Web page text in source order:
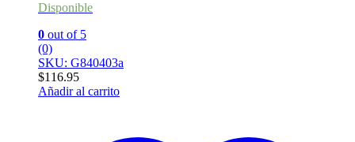
Disponible
0 out of 5
(0)
SKU: G840403a
$116.95
Añadir al carrito